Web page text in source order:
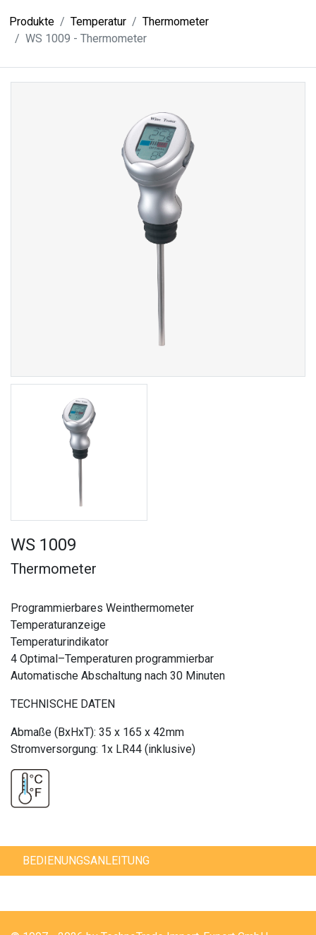
Produkte Temperatur
Thermometer
WS 1009 - Thermometer
WS 1009
Thermometer
Programmierbares Weinthermometer
Temperaturanzeige
Temperaturindikator
4 Optimal–Temperaturen programmierbar
Automatische Abschaltung nach 30 Minuten
TECHNISCHE DATEN
Abmaße (BxHxT): 35 x 165 x 42mm
Stromversorgung: 1x LR44 (inklusive)
BEDIENUNGSANLEITUNG